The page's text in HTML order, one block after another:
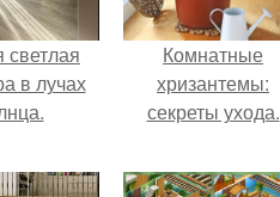
светлая
в лучах
Комнатные
хризантемы:
секреты ухода.